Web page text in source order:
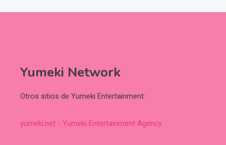
Yumeki Network
Otros sitios de Yumeki Entertainment:
yumeki.net - Yumeki Entertainment Agency